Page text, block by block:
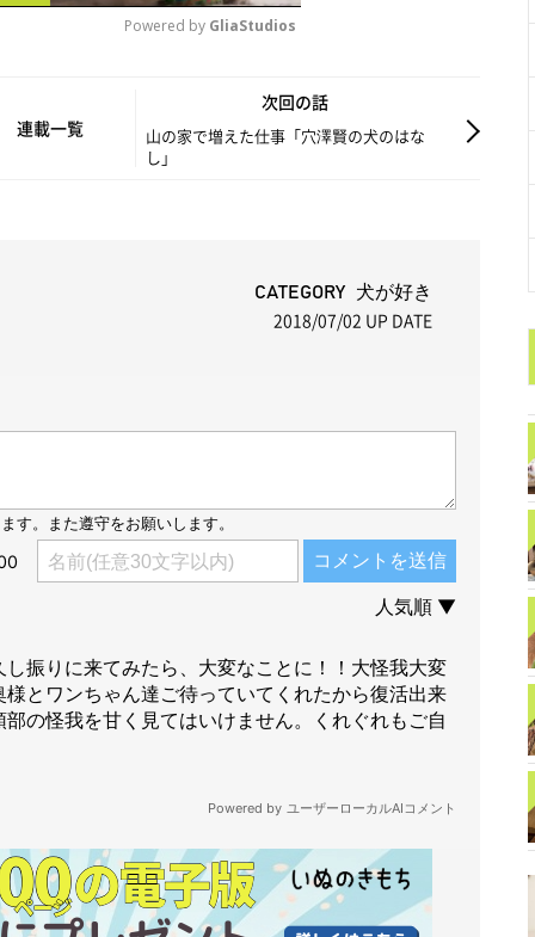
u
Powered by GliaStudios
連載一覧
次回の話
山の家で増えた仕事「穴澤賢の犬のはな
し」
CATEGORY 犬が好き
2018/07/02 UP DATE